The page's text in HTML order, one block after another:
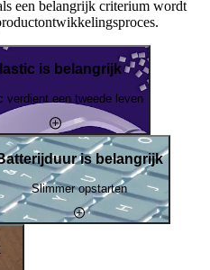
een belangrijk criterium wordt
is belangrijk
verdient een tweede leven
is belangrijk
Slimmer opstarten